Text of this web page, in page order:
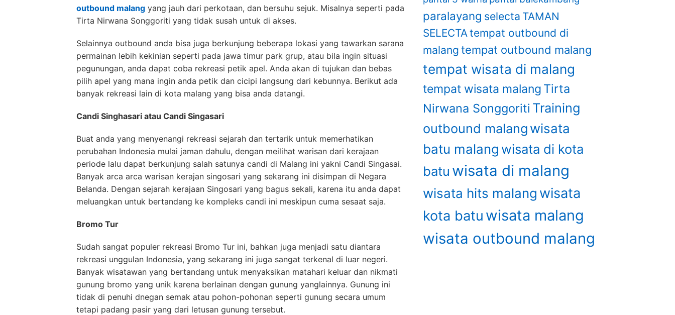
outbound malang yang jauh dari perkotaan, dan bersuhu sejuk. Misalnya seperti pada
Tirta Nirwana Songgoriti yang tidak susah untuk di akses.
Selainnya outbound anda bisa juga berkunjung beberapa lokasi yang tawarkan sarana
permainan lebih kekinian seperti pada jawa timur park grup, atau bila ingin situasi
pegunungan, anda dapat coba rekreasi petik apel. Anda akan di tujukan dan bebas
pilih apel yang mana ingin anda petik dan cicipi langsung dari kebunnya. Berikut ada
banyak rekreasi lain di kota malang yang bisa anda datangi.
Candi Singhasari atau Candi Singasari
Buat anda yang menyenangi rekreasi sejarah dan tertarik untuk memerhatikan
perubahan Indonesia mulai jaman dahulu, dengan meilihat warisan dari kerajaan
periode lalu dapat berkunjung salah satunya candi di Malang ini yakni Candi Singasai.
Banyak arca arca warisan kerajan singosari yang sekarang ini disimpan di Negara
Belanda. Dengan sejarah kerajaan Singosari yang bagus sekali, karena itu anda dapat
meluangkan untuk bertandang ke kompleks candi ini meskipun cuma sesaat saja.
Bromo Tur
Sudah sangat populer rekreasi Bromo Tur ini, bahkan juga menjadi satu diantara
rekreasi unggulan Indonesia, yang sekarang ini juga sangat terkenal di luar negeri.
Banyak wisatawan yang bertandang untuk menyaksikan matahari keluar dan nikmati
gunung bromo yang unik karena berlainan dengan gunung yanglainnya. Gunung ini
tidak di penuhi dnegan semak atau pohon-pohonan seperti gunung secara umum
tetapi padang pasir yang dari letusan gunung tersebut.
paralayang selecta TAMAN
SELECTAtempat outbound di
malang tempat outbound malang
tempat wisata di malang
tempat wisata malang Tirta
Nirwana Songgoriti Training
outbound malangwisata
batu malang wisata di kota
batu wisata di malang
wisata hits malang wisata
kota batu wisata malang
wisata outbound malang